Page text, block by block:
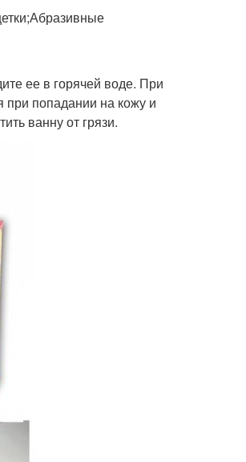
ее в горячей воде. При
при попадании на кожу и
ванну от грязи.